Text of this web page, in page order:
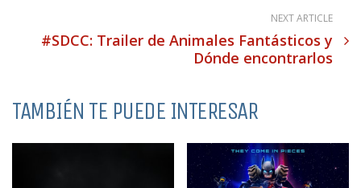
NEXT ARTICLE
#SDCC: Trailer de Animales Fantásticos y
Dónde encontrarlos
TAMBIÉN TE PUEDE INTERESAR